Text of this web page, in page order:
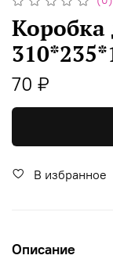
70 ₽
В избранное
Описание